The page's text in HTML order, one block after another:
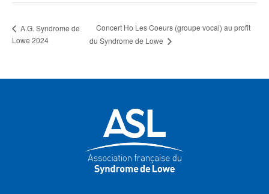
A.G. Syndrome de
Lowe 2024
Concert Ho Les Coeurs (groupe vocal) au profit
du Syndrome de Lowe